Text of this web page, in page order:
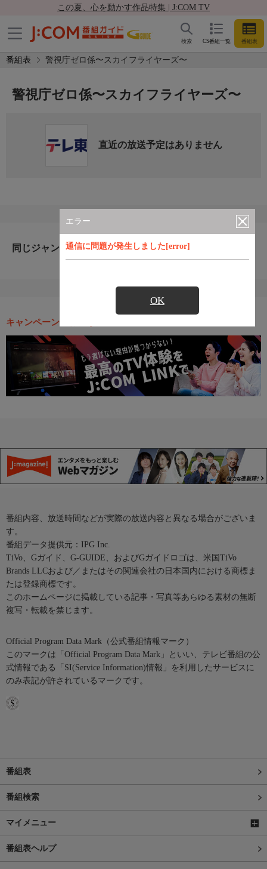
この夏、心を動かす作品特集 | J:COM TV
CS番組一覧 番組表
検索
番組表 警視庁ゼロ係〜スカイフライヤーズ〜
エラー
通信に問題が発生しました[error]
OK
警視庁ゼロ係〜スカイフライヤーズ〜
直近の放送予定はありません
同じジャンルのおすすめ番組
キャンペーン・お得な情報
番組内容、放送時間などが実際の放送内容と異なる場合がございま
す。
番組データ提供元：IPG Inc.
TiVo、Gガイド、G-GUIDE、およびGガイドロゴは、米国TiVo
Brands LLCおよび／またはその関連会社の日本国内における商標ま
たは登録商標です。
このホームページに掲載している記事・写真等あらゆる素材の無断
複写・転載を禁じます。
Official Program Data Mark（公式番組情報マーク）
このマークは「Official Program Data Mark」といい、テレビ番組の公
式情報である「SI(Service Information)情報」を利用したサービスに
のみ表記が許されているマークです。
番組表
番組検索
マイメニュー
番組表ヘルプ